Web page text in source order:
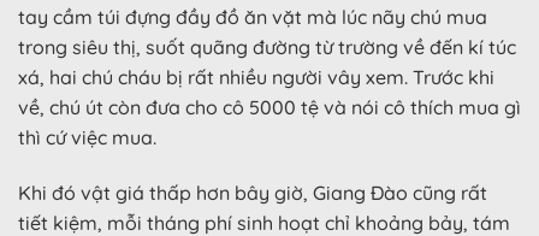
tay cầm túi đựng đầy đồ ăn vặt mà lúc nãy chú mua
trong siêu thị, suốt quãng đường từ trường về đến kí túc
xá, hai chú cháu bị rất nhiều người vây xem. Trước khi
về, chú út còn đưa cho cô 5000 tệ và nói cô thích mua gì
thì cứ việc mua.
Khi đó vật giá thấp hơn bây giờ, Giang Đào cũng rất
tiết kiệm, mỗi tháng phí sinh hoạt chỉ khoảng bảy, tám